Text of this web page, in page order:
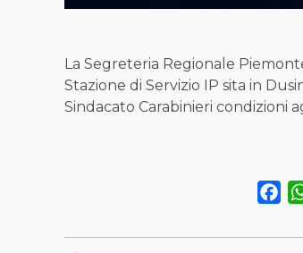
La Segreteria Regionale
Stazione di Servizio IP sita in
Sindacato Carabinieri condizioni